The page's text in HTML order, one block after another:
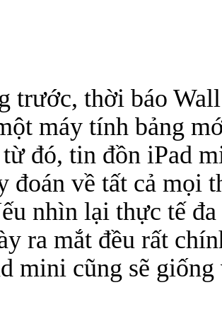
Ốp lưng Sony
Bao da samsung
trước, thời báo
máy tính bảng
đó, tin đồn iPad
đoán về tất cả mọi
nhìn lại thực tế
ra mắt đều rất
mini cũng sẽ